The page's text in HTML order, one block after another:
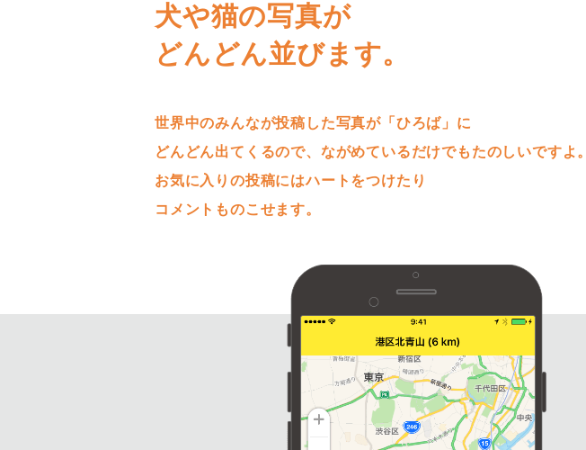
犬や猫の写真が
どんどん並びます。
世界中のみんなが投稿した写真が「ひろば」に
どんどん出てくるので、ながめているだけでもたのしいですよ。
お気に入りの投稿にはハートをつけたり
コメントものこせます。